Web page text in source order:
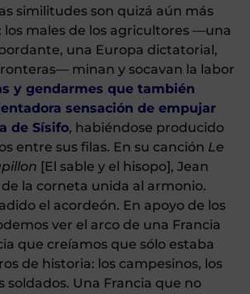
similitudes son quizá aún más
males de los agricultores —una
una Europa dictatorial,
minan y socavan la labor
y gendarmes que también
sensación de empujar
de Sísifo, habiéndose producido
entre sus filas. En su canción Le
[El sable y el hisopo], Jean
la corneta unida al armonio.
el acordeón. En apoyo de los
ver el arco de una Francia
que creíamos que sólo estaba
de historia: los campesinos, los
soldados. Una Francia que no